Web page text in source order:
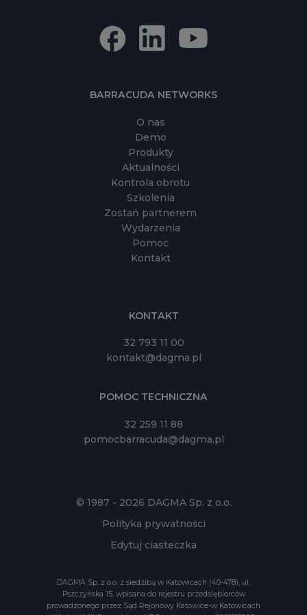
BARRACUDA NETWORKS
O nas
Demo
Produkty
Aktualności
Kontrola obrotu
Szkolenia
Zostań partnerem
Wydarzenia
Pomoc
Kontakt
KONTAKT
32 793 11 00
kontakt@dagma.pl
POMOC TECHNICZNA
32 259 11 88
pomocbarracuda@dagma.pl
© 1987 - 2026 DAGMA Sp. z o.o.
Polityka prywatności
Edytuj ciasteczka
DAGMA Sp. z o.o. z siedzibą w Katowicach (40-478), ul.
Pszczyńska 15, wpisana do rejestru przedsiębiorców
prowadzonego przez Sąd Rejonowy Katowice-w Katowicach